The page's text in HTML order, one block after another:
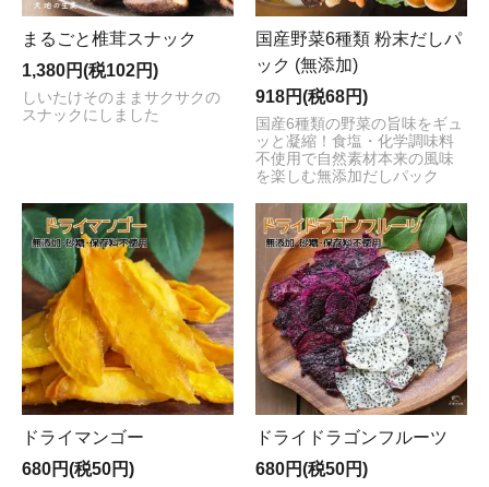
まるごと椎茸スナック
1,380円(税102円)
しいたけそのままサクサクの
スナックにしました
国産野菜6種類 粉末だしパ
ック (無添加)
918円(税68円)
国産6種類の野菜の旨味をギュ
ッと凝縮！食塩・化学調味料
不使用で自然素材本来の風味
を楽しむ無添加だしパック
ドライマンゴー
680円(税50円)
ドライドラゴンフルーツ
680円(税50円)